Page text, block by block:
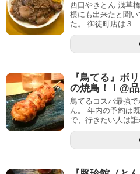
西口やきとん 浅草
横にも出来たと聞
た。 御徒町店は３...
『鳥てる』ボ
の焼鳥！！@品
鳥てるコスパ最強
ん。 年内の予約は
で、行きたい人は